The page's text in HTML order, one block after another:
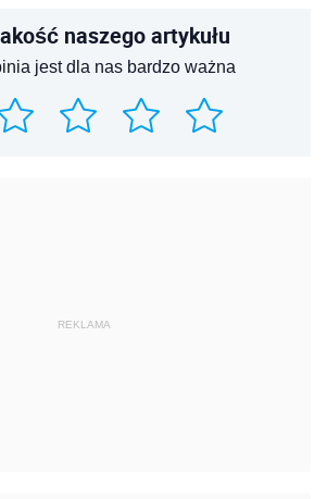
naszego artykułu
jest dla nas bardzo ważna
REKLAMA